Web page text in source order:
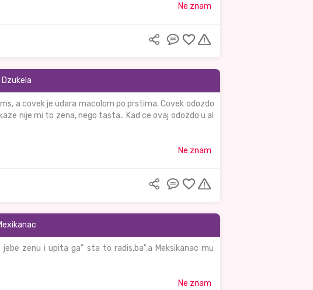
Ne znam
Dzukela
a covek je udara macolom po prstima. Covek odozdo
nije mi to zena, nego tasta.. Kad ce ovaj odozdo u al
Ne znam
zenu i upita ga" sta to radis,ba",a Meksikanac mu
Ne znam